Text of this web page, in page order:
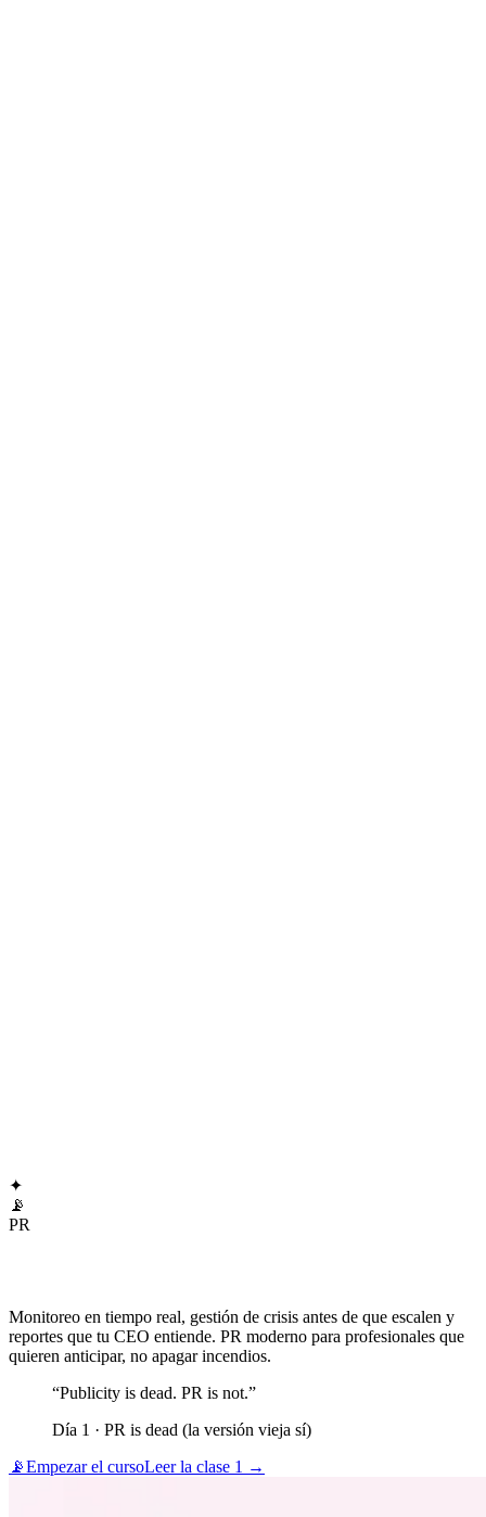
✦
📡
PR
Monitoreo en tiempo real, gestión de crisis antes de que escalen y
reportes que tu CEO entiende. PR moderno para profesionales que
quieren anticipar, no apagar incendios.
“Publicity is dead. PR is not.”
Día 1 · PR is dead (la versión vieja sí)
📡Empezar el cursoLeer la clase 1 →